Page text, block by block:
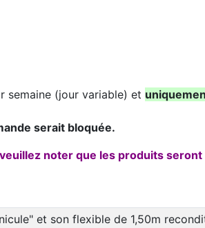
semaine (jour variable) et
serait bloquée.
noter que les produits
et son flexible de 1,50m